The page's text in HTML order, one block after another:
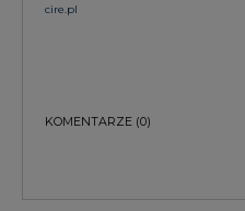
cire.pl
KOMENTARZE (0)